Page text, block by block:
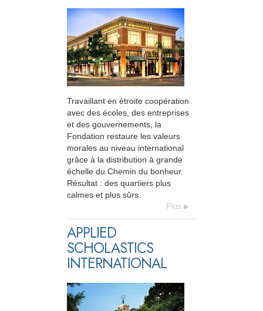
Travaillant en étroite coopération
avec des écoles, des entreprises
et des gouvernements, la
Fondation restaure les valeurs
morales au niveau international
grâce à la distribution à grande
échelle du Chemin du bonheur.
Résultat : des quartiers plus
calmes et plus sûrs.
Plus
APPLIED
SCHOLASTICS
INTERNATIONAL